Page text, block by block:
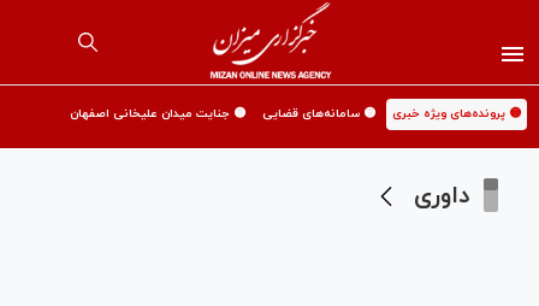
🟡 پرونده‌های ویژه خبری 🟡 سامانه‌های قضایی 🟡 جنایت میدان علیخانی اصفهان
داوری